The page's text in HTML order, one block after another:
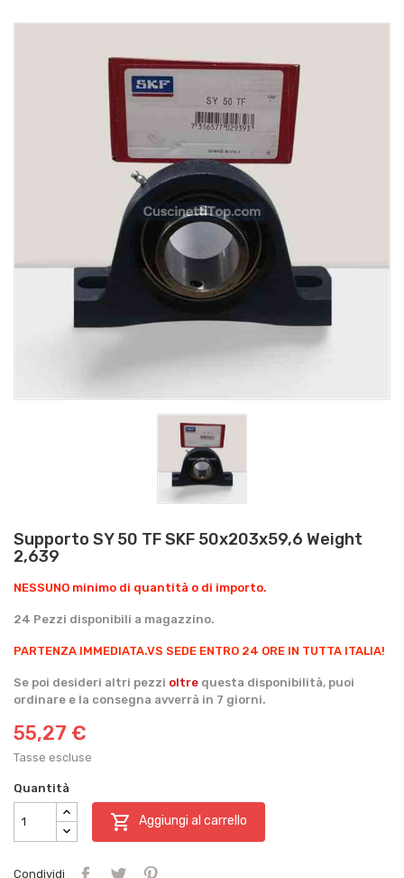
Supporto SY 50 TF SKF 50x203x59,6 Weight
2,639
NESSUNO minimo di quantità o di importo.
24 Pezzi disponibili a magazzino.
PARTENZA IMMEDIATA.VS SEDE ENTRO 24 ORE IN TUTTA ITALIA!
Se poi desideri altri pezzi oltre questa disponibilità, puoi
ordinare e la consegna avverrà in 7 giorni.
55,27 €
Tasse escluse
Quantità
 Aggiungi al carrello
Condividi